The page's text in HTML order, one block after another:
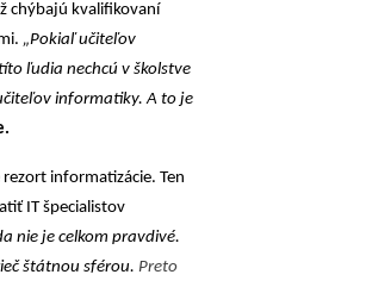
chýbajú kvalifikovaní
„Pokiaľ učiteľov
ľudia nechcú v školstve
informatiky. A to je
informatizácie. Ten
IT špecialistov
nie je celkom pravdivé.
štátnou sférou. Preto